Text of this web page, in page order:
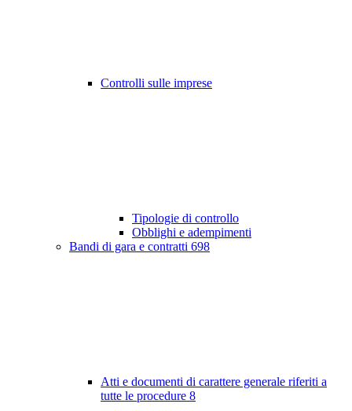
Controlli sulle imprese
Tipologie di controllo
Obblighi e adempimenti
Bandi di gara e contratti 698
Atti e documenti di carattere generale riferiti a
tutte le procedure 8